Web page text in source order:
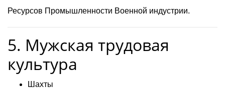
Ресурсов Промышленности Военной индустрии.
5. Мужская трудовая
культура
Шахты